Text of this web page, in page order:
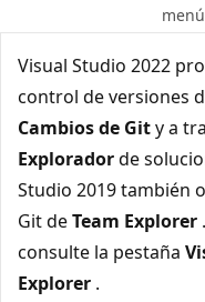
Visual Studio 2022
control de versiones
Cambios de Gity a
Exploradorde
Studio 2019 también
Git deTeam Explorer
consulte la pestaña
Explorer .